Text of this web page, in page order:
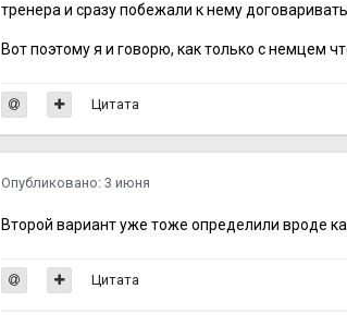
тренера и сразу побежали к нему
Вот поэтому я и говорю, как только с немцем
Цитата
Опубликовано: 3 июня
Второй вариант уже тоже определили вроде
Цитата